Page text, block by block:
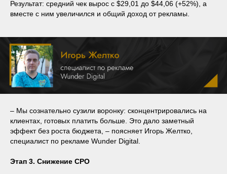
Результат: средний чек вырос с $29,01 до $44,06 (+52%), а
вместе с ним увеличился и общий доход от рекламы.
– Мы сознательно сузили воронку: сконцентрировались на
клиентах, готовых платить больше. Это дало заметный
эффект без роста бюджета, – поясняет Игорь Желтко,
специалист по рекламе Wunder Digital.
Этап 3. Снижение CPO